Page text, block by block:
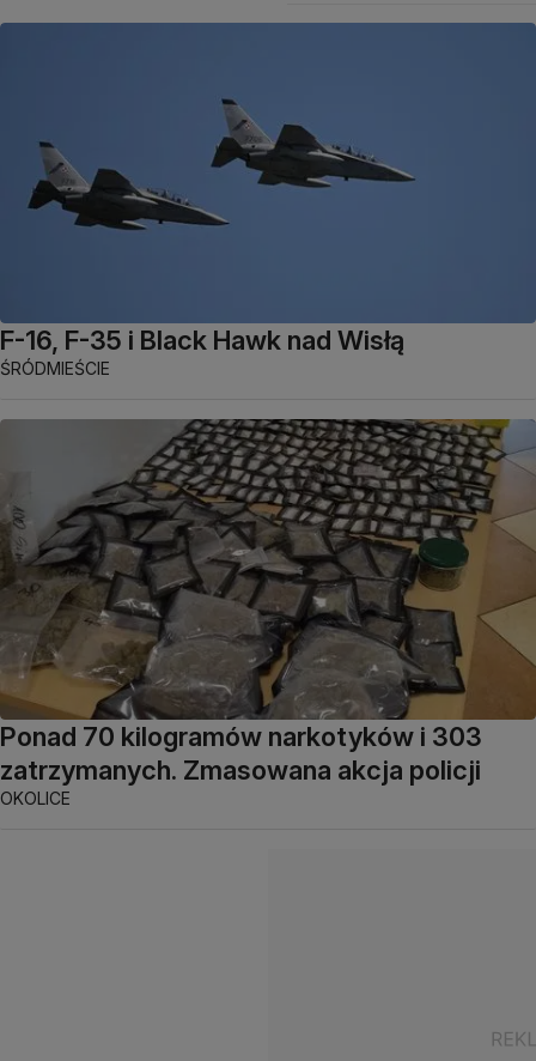
F-16, F-35 i Black Hawk nad Wisłą
ŚRÓDMIEŚCIE
Ponad 70 kilogramów narkotyków i 303
zatrzymanych. Zmasowana akcja policji
OKOLICE